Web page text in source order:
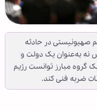
صهیونیستی در حادثه
نه به‌عنوان یک دولت و
گروه مبارز توانست رژیم
ضربه فنی کند.